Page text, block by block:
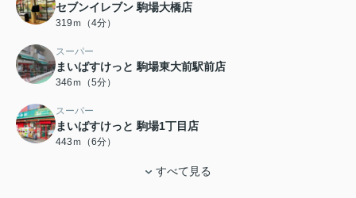
セブンイレブン 駒場大橋店
319ｍ（4分）
スーパー
まいばすけっと 駒場東大前駅前店
346ｍ（5分）
スーパー
まいばすけっと 駒場1丁目店
443ｍ（6分）
すべて見る